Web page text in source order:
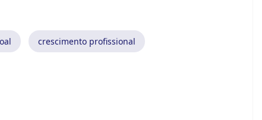
crescimento profissional